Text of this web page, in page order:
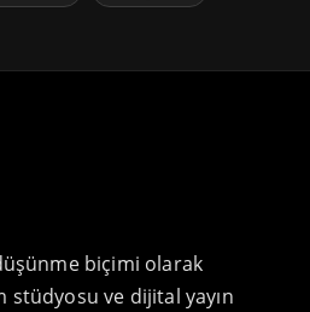
biçimi olarak
stüdyosu ve dijital yayın